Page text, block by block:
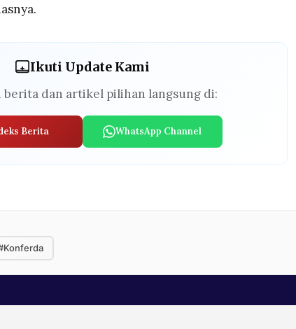
Ikuti Update Kami
berita dan artikel pilihan langsung di:
Berita WhatsApp Channel